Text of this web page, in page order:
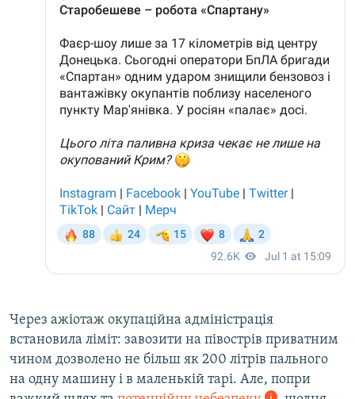
Через ажіотаж окупаційна адміністрація
встановила ліміт: завозити на півострів приватним
чином дозволено не більш як 200 літрів пального
на одну машину і в маленькій тарі. Але, попри